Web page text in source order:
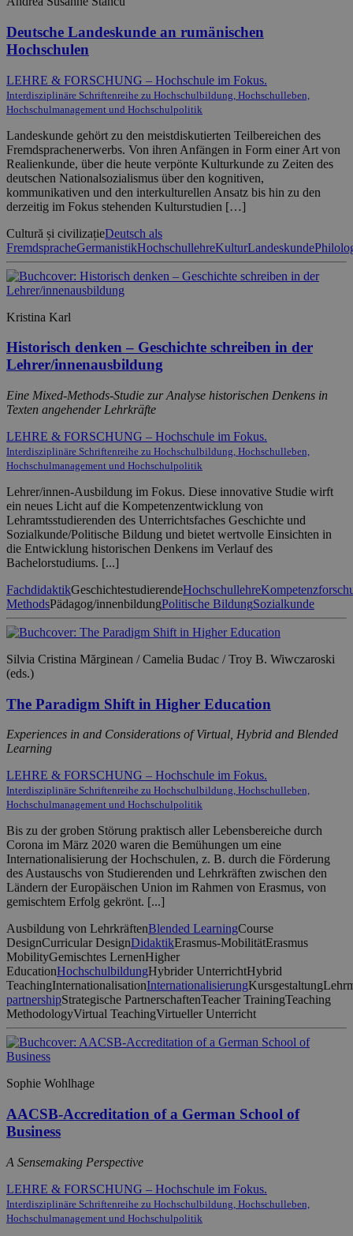
Deutsche Landeskunde an rumänischen
Hochschulen
LEHRE & FORSCHUNG – Hochschule im Fokus.
Interdisziplinäre Schriftenreihe zu Hochschulbildung, Hochschulleben,
Hochschulmanagement und Hochschulpolitik
Landeskunde gehört zu den meistdiskutierten Teilbereichen des
Fremdsprachenerwerbs. Von ihren Anfängen in Form einer Art von
Realienkunde, über die heute verpönte Kulturkunde zu Zeiten des
deutschen Nationalsozialismus über den kognitiven,
kommunikativen und den interkulturellen Ansatz bis hin zu den
derzeitig im Fokus stehenden Kulturstudien […]
Cultură și civilizațieDeutsch als
FremdspracheGermanistikHochschullehreKulturLandeskunde
Kristina Karl
Historisch denken – Geschichte schreiben in der
Lehrer/innenausbildung
Eine Mixed-Methods-Studie zur Analyse historischen Denkens in
Texten angehender Lehrkräfte
LEHRE & FORSCHUNG – Hochschule im Fokus.
Interdisziplinäre Schriftenreihe zu Hochschulbildung, Hochschulleben,
Hochschulmanagement und Hochschulpolitik
Lehrer/innen-Ausbildung im Fokus. Diese innovative Studie wirft
ein neues Licht auf die Kompetenzentwicklung von
Lehramtsstudierenden des Unterrichtsfaches Geschichte und
Sozialkunde/Politische Bildung und bietet wertvolle Einsichten in
die Entwicklung historischen Denkens im Verlauf des
Bachelorstudiums. [...]
FachdidaktikGeschichtestudierendeHochschullehre
MethodsPädagog/innenbildungPolitische BildungSozialkunde
Silvia Cristina Mărginean / Camelia Budac / Troy B. Wiwczaroski
(eds.)
The Paradigm Shift in Higher Education
Experiences in and Considerations of Virtual, Hybrid and Blended
Learning
LEHRE & FORSCHUNG – Hochschule im Fokus.
Interdisziplinäre Schriftenreihe zu Hochschulbildung, Hochschulleben,
Hochschulmanagement und Hochschulpolitik
Bis zu der groben Störung praktisch aller Lebensbereiche durch
Corona im März 2020 waren die Bemühungen um eine
Internationalisierung der Hochschulen, z. B. durch die Förderung
des Austauschs von Studierenden und Lehrkräften zwischen den
Ländern der Europäischen Union im Rahmen von Erasmus, von
gemischtem Erfolg gekrönt. [...]
Ausbildung von LehrkräftenBlended LearningCourse
DesignCurricular DesignDidaktikErasmus-MobilitätErasmus
MobilityGemischtes LernenHigher
EducationHochschulbildungHybrider UnterrichtHybrid
TeachingInternationalisationInternationalisierungKursgestaltung
partnershipStrategische PartnerschaftenTeacher TrainingTeaching
MethodologyVirtual TeachingVirtueller Unterricht
Sophie Wohlhage
AACSB-Accreditation of a German School of
Business
A Sensemaking Perspective
LEHRE & FORSCHUNG – Hochschule im Fokus.
Interdisziplinäre Schriftenreihe zu Hochschulbildung, Hochschulleben,
Hochschulmanagement und Hochschulpolitik